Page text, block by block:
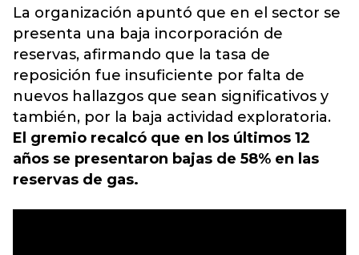
La organización apuntó que en el sector se
presenta una baja incorporación de
reservas, afirmando que la tasa de
reposición fue insuficiente por falta de
nuevos hallazgos que sean significativos y
también, por la baja actividad exploratoria.
El gremio recalcó que en los últimos 12
años se presentaron bajas de 58% en las
reservas de gas.